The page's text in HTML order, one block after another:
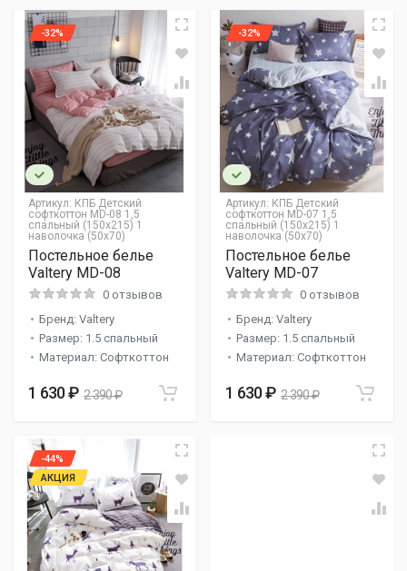
Артикул: КПБ Детский
софткоттон MD-08 1,5
спальный (150х215) 1
наволочка (50х70)
-32%
Постельное белье
Valtery MD-08
0 отзывов
Бренд: Valtery
Размер: 1.5 спальный
Материал: Софткоттон
1 630 ₽ 2 390 ₽
Артикул: КПБ Детский
софткоттон MD-07 1,5
спальный (150х215) 1
наволочка (50х70)
-32%
Постельное белье
Valtery MD-07
0 отзывов
Бренд: Valtery
Размер: 1.5 спальный
Материал: Софткоттон
1 630 ₽ 2 390 ₽
-44%
АКЦИЯ